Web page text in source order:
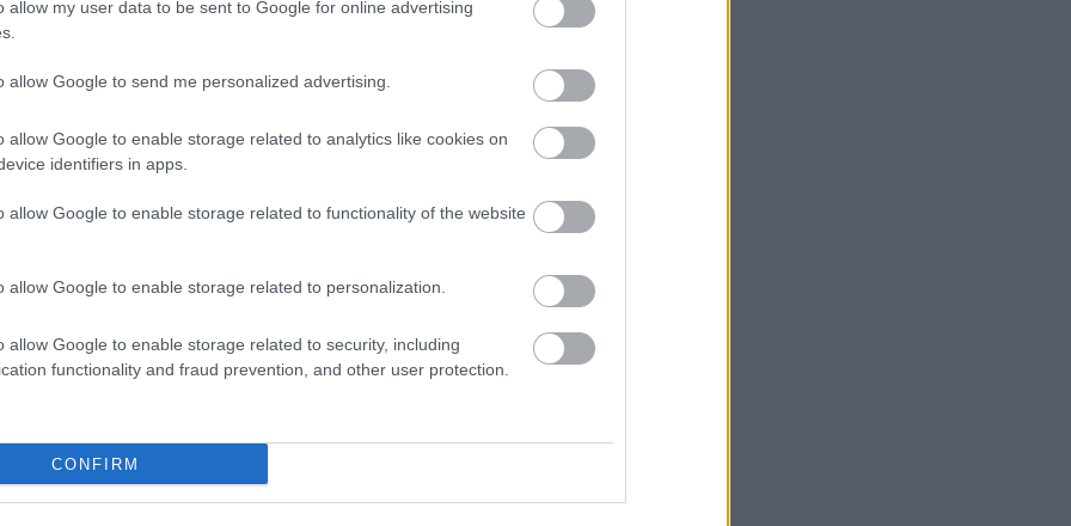
allow my user data to be sent to Google for online advertising
allow Google to send me personalized advertising.
allow Google to enable storage related to analytics like cookies on
identifiers in apps.
allow Google to enable storage related to functionality of the website
allow Google to enable storage related to personalization.
allow Google to enable storage related to security, including
functionality and fraud prevention, and other user protection.
CONFIRM
Új gyalogosátkelők és jelzőlámpás
Másfélszeresére bővítik